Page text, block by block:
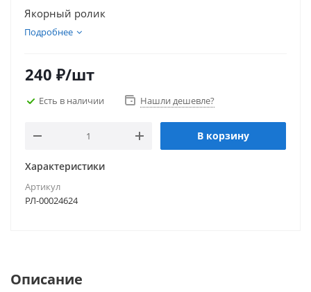
Якорный ролик
Подробнее
240 ₽/шт
Есть в наличии Нашли дешевле?
В корзину
Характеристики
Артикул
РЛ-00024624
Описание